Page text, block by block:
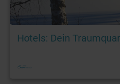
Hotels: Dein